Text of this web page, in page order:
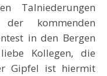
Talniederungen
kommenden
in den Bergen
Kollegen, die
Gipfel ist hiermit